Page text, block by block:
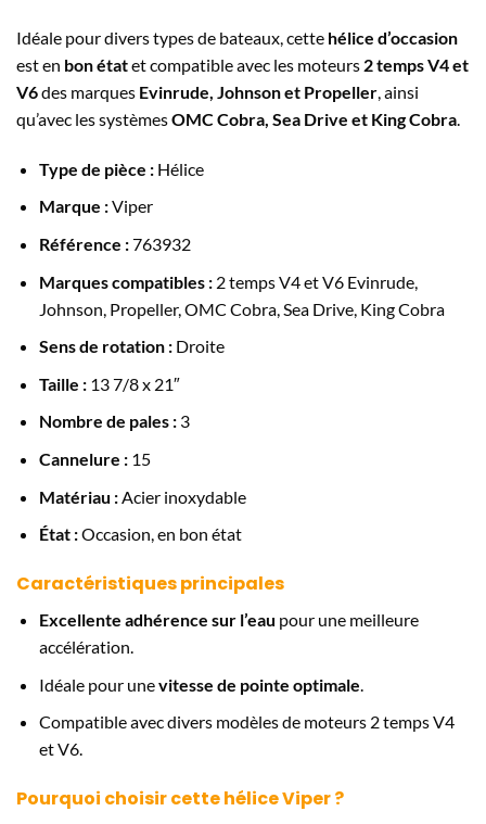
Idéale pour divers types de bateaux, cette hélice d’occasion
est en bon étatet compatible avec les moteurs 2 temps V4 et
V6des marques Evinrude, Johnson et Propeller, ainsi
qu’avec les systèmesOMC Cobra, Sea Drive et King Cobra.
Type de pièce :Hélice
Marque :Viper
Référence :763932
Marques compatibles :2 temps V4 et V6 Evinrude,
Johnson, Propeller, OMC Cobra, Sea Drive, King Cobra
Sens de rotation :Droite
Taille :13 7/8 x 21″
Nombre de pales :3
Cannelure :15
Matériau :Acier inoxydable
État :Occasion, en bon état
Caractéristiques principales
Excellente adhérence sur l’eau pour une meilleure
accélération.
Idéale pour unevitesse de pointe optimale
Compatible avec divers modèles de moteurs 2 temps V4
et V6.
Pourquoi choisir cette hélice Viper ?